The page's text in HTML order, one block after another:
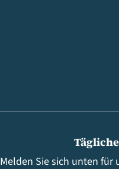
Melden Sie sich unten für